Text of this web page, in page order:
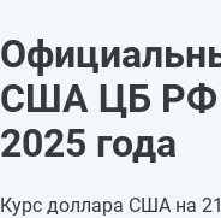
18.11.2025
17.11.2025
16.11.2025
15.11.2025
США ЦБ РФ
2025 года
Курс доллара США на